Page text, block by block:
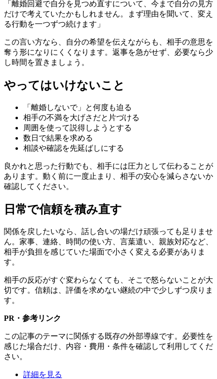
「離婚回避で自分を見つめ直すについて、今まで自分の見方
だけで考えていたかもしれません。まず理由を聞いて、変え
る行動を一つずつ続けます」
この言い方なら、自分の希望を伝えながらも、相手の意思を
奪う形になりにくくなります。返事を急がせず、必要なら少
し時間を置きましょう。
やってはいけないこと
「離婚しないで」と何度も迫る
相手の不満を大げさだと片づける
周囲を使って説得しようとする
数日で結果を求める
相談や確認を先延ばしにする
良かれと思った行動でも、相手には圧力として伝わることが
あります。動く前に一度止まり、相手の安心を減らさないか
確認してください。
日常で信頼を積み直す
関係を戻したいなら、話し合いの場だけ頑張っても足りませ
ん。家事、連絡、時間の使い方、言葉遣い、親族対応など、
相手が負担を感じていた場面で小さく変える必要がありま
す。
相手の反応がすぐ変わらなくても、そこで怒らないことが大
切です。信頼は、評価を求めない継続の中で少しずつ戻りま
す。
PR・参考リンク
この記事のテーマに関係する既存の外部導線です。必要性を
感じた場合だけ、内容・費用・条件を確認して利用してくだ
さい。
詳細を見る